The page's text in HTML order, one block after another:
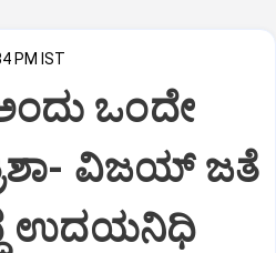
PM IST
ಒಂದೇ
ವಿಜಯ್‌ ಜತೆ
ಉದಯನಿಧಿ